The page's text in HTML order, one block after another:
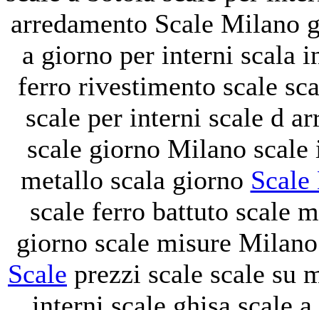
arredamento Scale Milano
a giorno per interni scala
ferro rivestimento scale
scale per interni scale d
scale giorno Milano
metallo scala giorno
scale ferro battuto scale
giorno scale misure
Scale prezzi scale scale su